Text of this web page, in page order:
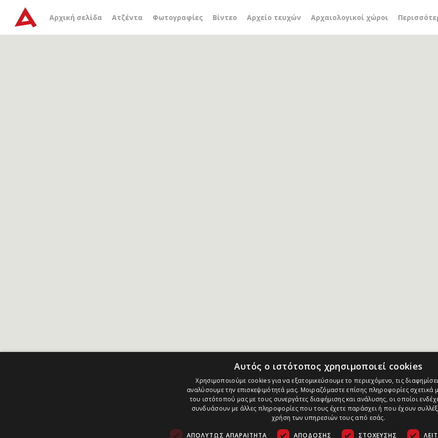
Αρχική σελίδα Ατζέντα Φωτογραφίες Βίντεο Αρχείο τευχών Αρχαιολογικοί χώροι
Αρχείο ετικέτας ερωτική σκηνή
Αυτός ο ιστότοπος χρησιμοποιεί cookies
Χρησιμοποιούμε cookies για να εξατομικεύσουμε το περιεχόμενο, τις
αναλύσουμε την επισκεψιμότητά μας. Μοιραζόμαστε επίσης πληροφορίες σχετικά
του ιστότοπού μας με τους συνεργάτες διαφήμισης και ανάλυσης, οι οποίοι
συνδυάσουν με άλλες πληροφορίες που τους έχετε παράσχει ή που έχουν
χρήση των υπηρεσιών τους από εσάς.
ΑΠΟΛΎΤΩΣ ΑΠΑΡΑΊΤΗΤΑ ΑΠΌΔΟΣΗΣ ΣΤΌΧΕΥΣΗΣ